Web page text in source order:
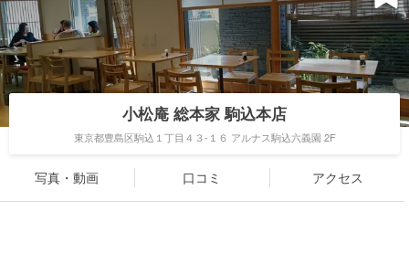
小松庵 総本家 駒込本店
東京都豊島区駒込１丁目４３-１６ アルナス駒込六義園 2F
写真・動画 口コミ アクセス